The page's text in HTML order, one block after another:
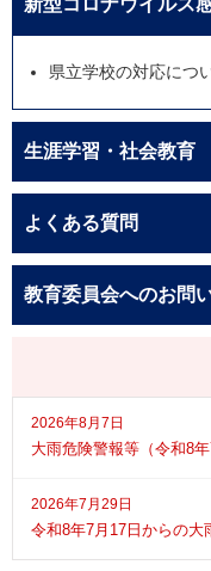
2026年8月7日
大雨危険警報等（令和8
2026年7月29日
令和8年7月17日からの大
新型コロナウイルス
県立学校の対応につ
生涯学習・社会教育
よくある質問
教育委員会へのお問